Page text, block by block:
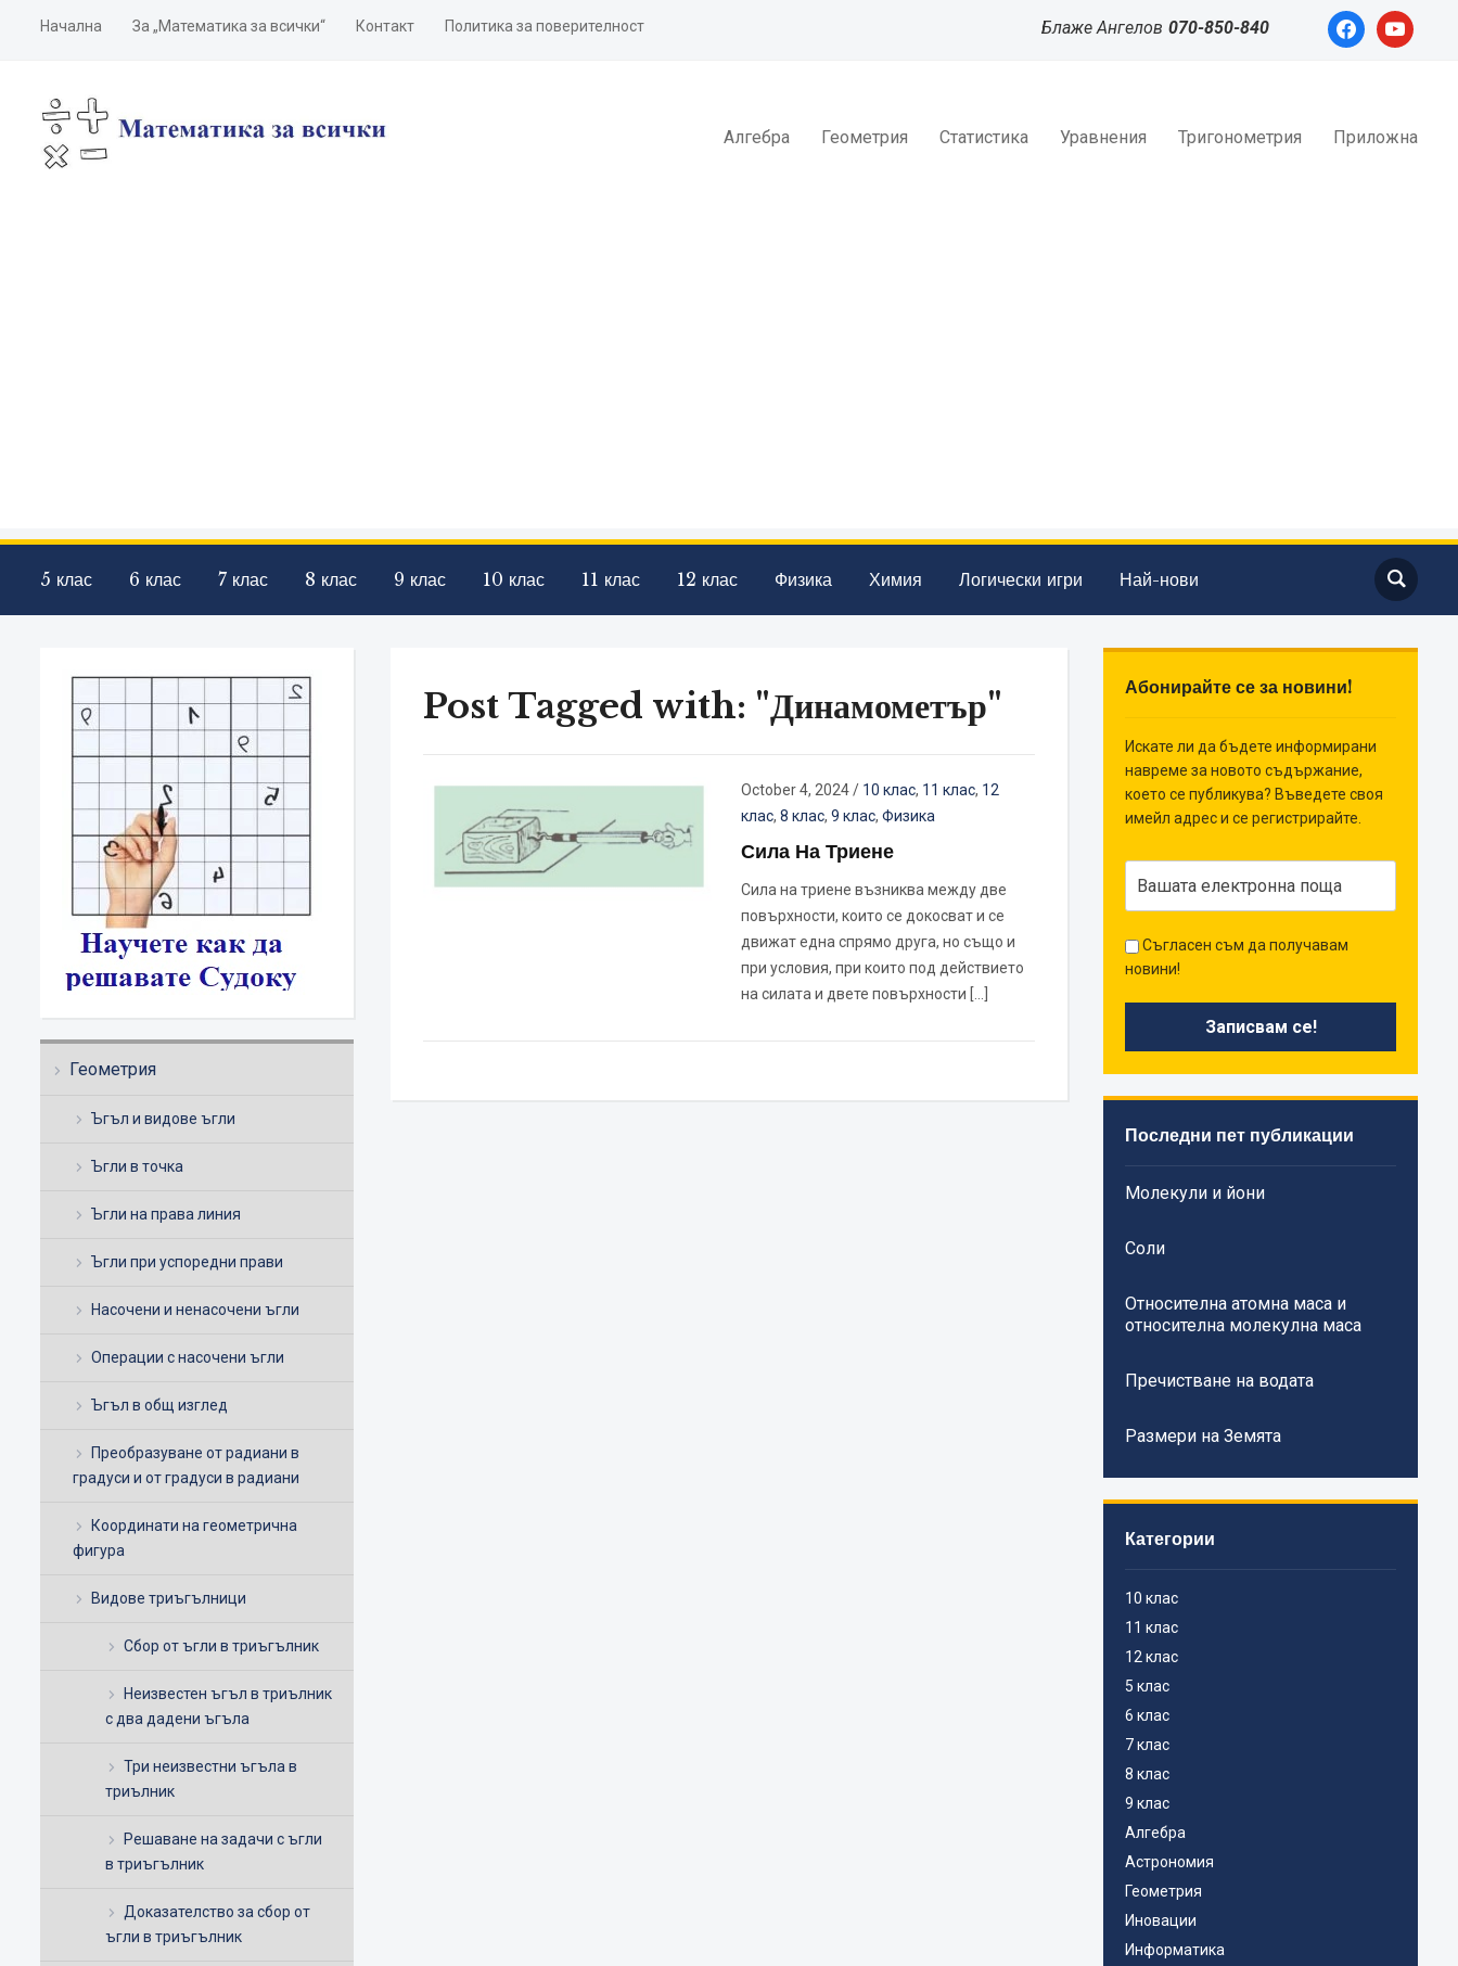
Начална За „Математика за всички“ Контакт Политика за поверителност facebookyoutube
Блаже Ангелов 070-850-840
Алгебра Геометрия Статистика Уравнения Тригонометрия Приложна
5 клас 6 клас 7 клас 8 клас 9 клас 10 клас 11 клас 12 клас Физика Химия Логически игри Най-нови
Геометрия
Ъгъл и видове ъгли
Ъгли в точка
Ъгли на права линия
Ъгли при успоредни прави
Насочени и ненасочени ъгли
Операции с насочени ъгли
Ъгъл в общ изглед
Преобразуване от радиани в
градуси и от градуси в радиани
Координати на геометрична
фигура
Видове триъгълници
Сбор от ъгли в триъгълник
Неизвестен ъгъл в триълник
с два дадени ъгъла
Три неизвестни ъгъла в
триълник
Решаване на задачи с ъгли
в триъгълник
Доказателство за сбор от
ъгли в триъгълник
Post Tagged with: "Динамометър"
October 4, 2024/ 10 клас, 11 клас, 12
клас, 8 клас, 9 клас, Физика
Сила На Триене
Сила на триене възниква между две
повърхности, които се докосват и се
движат една спрямо друга, но също и
при условия, при които под действието
на силата и двете повърхности […]
Абонирайте се за новини!
Искате ли да бъдете информирани
навреме за новото съдържание,
което се публикува? Въведете своя
имейл адрес и се регистрирайте.
Съгласен съм да получавам
новини!
Последни пет публикации
Молекули и йони
Соли
Относителна атомна маса и
относителна молекулна маса
Пречистване на водата
Размери на Земята
Категории
10 клас
11 клас
12 клас
5 клас
6 клас
7 клас
8 клас
9 клас
Алгебра
Астрономия
Геометрия
Иновации
Информатика